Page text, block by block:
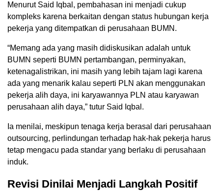
Menurut Said Iqbal, pembahasan ini menjadi cukup
kompleks karena berkaitan dengan status hubungan kerja
pekerja yang ditempatkan di perusahaan BUMN.
“Memang ada yang masih didiskusikan adalah untuk
BUMN seperti BUMN pertambangan, perminyakan,
ketenagalistrikan, ini masih yang lebih tajam lagi karena
ada yang menarik kalau seperti PLN akan menggunakan
pekerja alih daya, ini karyawannya PLN atau karyawan
perusahaan alih daya,” tutur Said Iqbal.
Ia menilai, meskipun tenaga kerja berasal dari perusahaan
outsourcing, perlindungan terhadap hak-hak pekerja harus
tetap mengacu pada standar yang berlaku di perusahaan
induk.
Revisi Dinilai Menjadi Langkah Positif